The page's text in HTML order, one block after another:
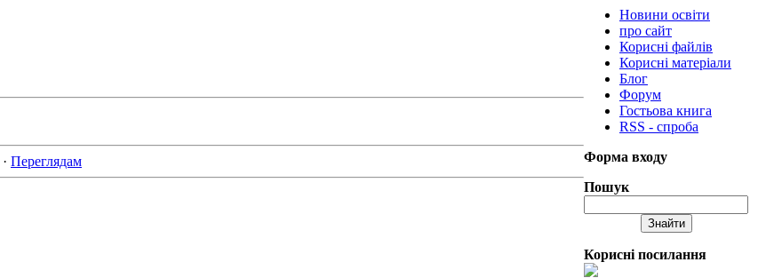
· Переглядам
Новини освіти
про сайт
Корисні файлів
Корисні матеріали
Блог
Форум
Гостьова книга
RSS - спроба
Форма входу
Пошук
Корисні посилання